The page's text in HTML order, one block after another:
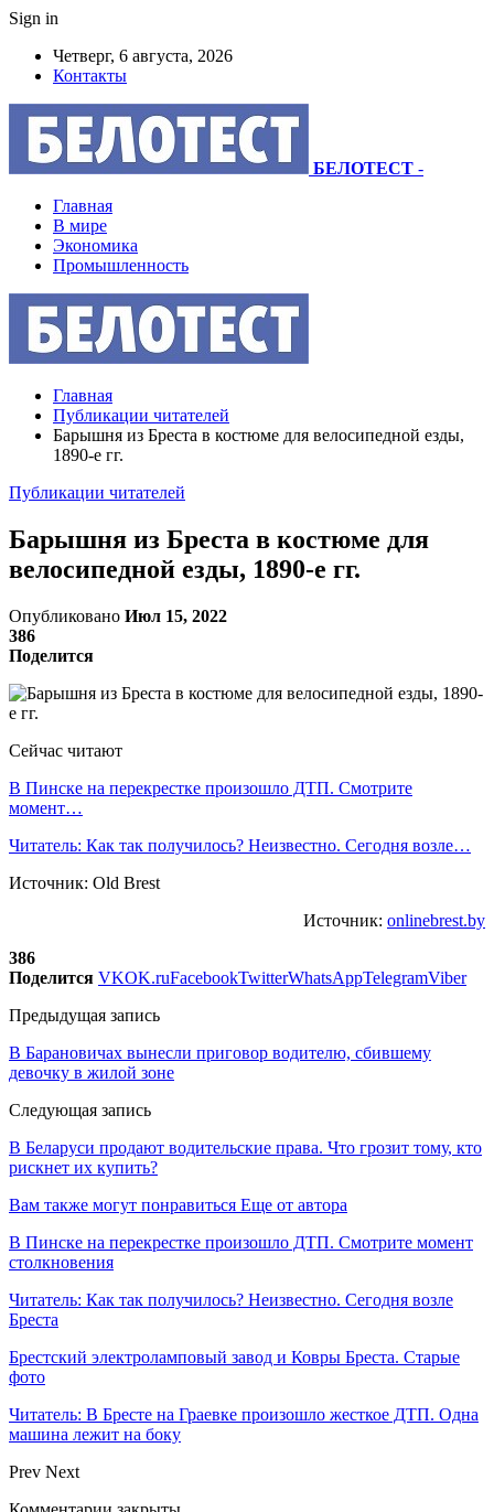
Sign in
Четверг, 6 августа, 2026
Контакты
БЕЛОТЕСТ -
Главная
В мире
Экономика
Промышленность
Главная
Публикации читателей
Барышня из Бреста в костюме для велосипедной езды,
1890-е гг.
Публикации читателей
Барышня из Бреста в костюме для
велосипедной езды, 1890-е гг.
Опубликовано Июл 15, 2022
386
Поделится
Сейчас читают
В Пинске на перекрестке произошло ДТП. Смотрите
момент…
Читатель: Как так получилось? Неизвестно. Сегодня возле…
Источник: Old Brest
Источник: onlinebrest.by
386
Поделится VKOK.ruFacebookTwitterWhatsAppTelegramViber
Предыдущая запись
В Барановичах вынесли приговор водителю, сбившему
девочку в жилой зоне
Следующая запись
В Беларуси продают водительские права. Что грозит тому, кто
рискнет их купить?
Вам также могут понравиться Еще от автора
В Пинске на перекрестке произошло ДТП. Смотрите момент
столкновения
Читатель: Как так получилось? Неизвестно. Сегодня возле
Бреста
Брестский электроламповый завод и Ковры Бреста. Старые
фото
Читатель: В Бресте на Граевке произошло жесткое ДТП. Одна
машина лежит на боку
Prev Next